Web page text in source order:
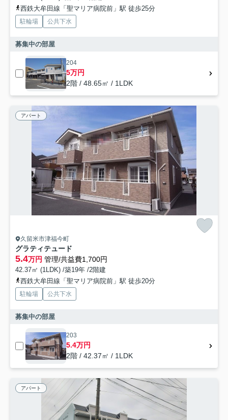
西鉄大牟田線「聖マリア病院前」駅 徒歩25分
駐輪場 公共下水
募集中の部屋
204
5万円
2階 / 48.65㎡ / 1LDK
アパート
久留米市津福今町
グラティテュード
5.4万円 管理/共益費1,700円
42.37㎡ (1LDK) /築19年 /2階建
西鉄大牟田線「聖マリア病院前」駅 徒歩20分
駐輪場 公共下水
募集中の部屋
203
5.4万円
2階 / 42.37㎡ / 1LDK
アパート